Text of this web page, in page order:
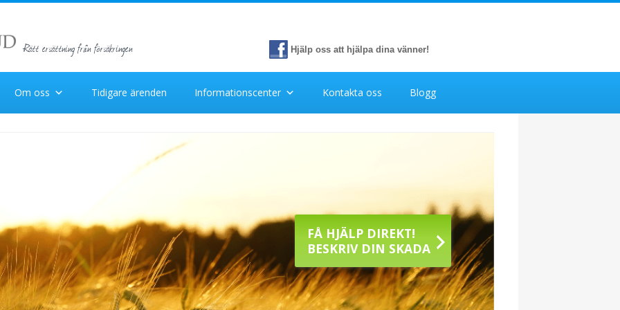
Rätt ersättning från försäkringen Hjälp oss att hjälpa dina vänner!
Om oss Tidigare ärenden Informationscenter Kontakta oss Blogg
FÅ HJÄLP DIREKT!
BESKRIV DIN SKADA